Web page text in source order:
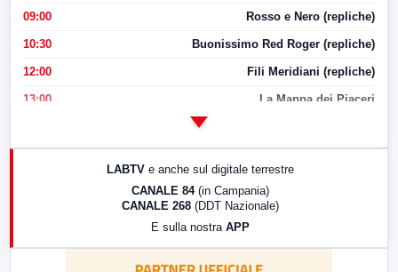
09:00 Rosso e Nero (repliche)
10:30 Buonissimo Red Roger (repliche)
12:00 Fili Meridiani (repliche)
13:00 La Mappa dei Piaceri
LABTV e anche sul digitale terrestre
CANALE 84 (in Campania)
CANALE 268 (DDT Nazionale)
E sulla nostra APP